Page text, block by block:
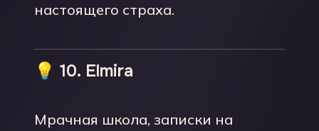
настоящего страха.
💡 10. Elmira
Мрачная школа, записки на